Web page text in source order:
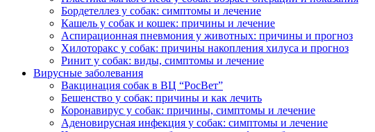
Бордетеллез у собак: симптомы и лечение
Кашель у собак и кошек: причины и лечение
Аспирационная пневмония у животных: причины и прогноз
Хилоторакс у собак: причины накопления хилуса и прогноз
Ринит у собак: виды, симптомы и лечение
Вирусные заболевания
Вакцинация собак в ВЦ “РосВет”
Бешенство у собак: причины и как лечить
Коронавирус у собак: причины, симптомы и лечение
Аденовирусная инфекция у собак: симптомы и лечение